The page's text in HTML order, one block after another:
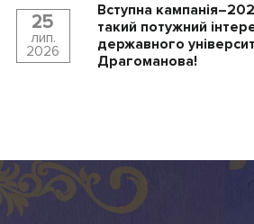
25
лип.
2026
Вступна
такий потужний
державного
Драгоманова!